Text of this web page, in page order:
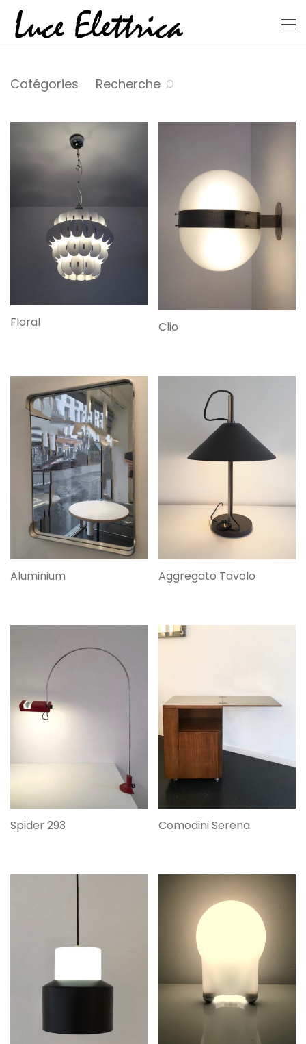
Catégories Recherche
Floral Clio
Aluminium Aggregato Tavolo
Spider 293 Comodini Serena